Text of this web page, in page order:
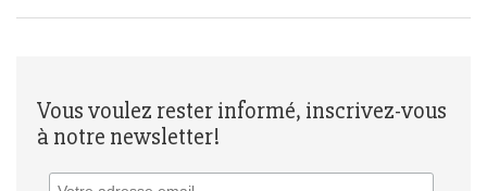
Vous voulez rester informé, inscrivez-vous
à notre newsletter!